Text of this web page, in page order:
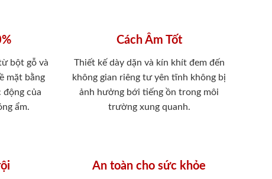
bột gỗ và
mặt bằng
của
ẩm.
Cách Âm Tốt
Thiết kế dày dặn và kín khít đem đến
không gian riêng tư yên tĩnh không bị
ảnh hưởng bới tiếng ồn trong môi
trường xung quanh.
An toàn cho sức khỏe